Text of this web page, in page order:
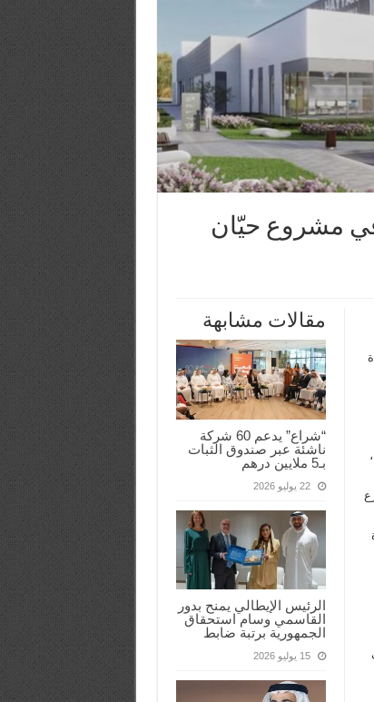
مشروع حيّان
مقالات مشابهة
“شراع” يدعم 60 شركة
ناشئة عبر صندوق الثبات
بـ5 ملايين درهم
22 يوليو 2026
الرئيس الإيطالي يمنح بدور
القاسمي وسام استحقاق
الجمهورية برتبة ضابط
15 يوليو 2026